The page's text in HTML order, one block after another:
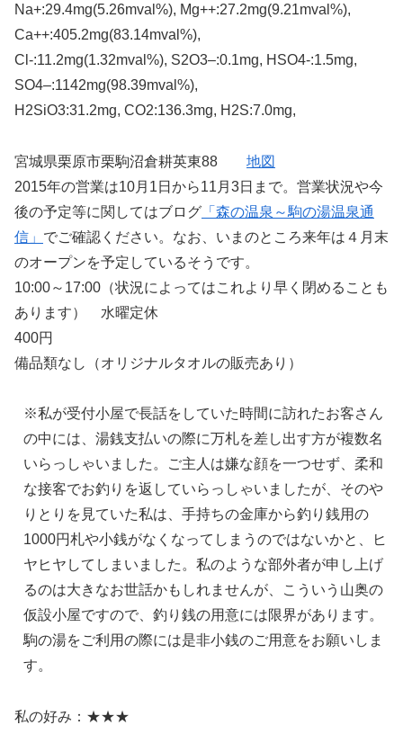
Na+:29.4mg(5.26mval%), Mg++:27.2mg(9.21mval%),
Ca++:405.2mg(83.14mval%),
Cl-:11.2mg(1.32mval%), S2O3–:0.1mg, HSO4-:1.5mg,
SO4–:1142mg(98.39mval%),
H2SiO3:31.2mg, CO2:136.3mg, H2S:7.0mg,
宮城県栗原市栗駒沼倉耕英東88 地図
2015年の営業は10月1日から11月3日まで。営業状況や今
後の予定等に関してはブログ 「森の温泉～駒の湯温泉通
信」 でご確認ください。なお、いまのところ来年は４月末
のオープンを予定しているそうです。
10:00～17:00（状況によってはこれより早く閉めることも
あります） 水曜定休
400円
備品類なし（オリジナルタオルの販売あり）
※私が受付小屋で長話をしていた時間に訪れたお客さん
の中には、湯銭支払いの際に万札を差し出す方が複数名
いらっしゃいました。ご主人は嫌な顔を一つせず、柔和
な接客でお釣りを返していらっしゃいましたが、そのや
りとりを見ていた私は、手持ちの金庫から釣り銭用の
1000円札や小銭がなくなってしまうのではないかと、ヒ
ヤヒヤしてしまいました。私のような部外者が申し上げ
るのは大きなお世話かもしれませんが、こういう山奥の
仮設小屋ですので、釣り銭の用意には限界があります。
駒の湯をご利用の際には是非小銭のご用意をお願いしま
す。
私の好み：★★★